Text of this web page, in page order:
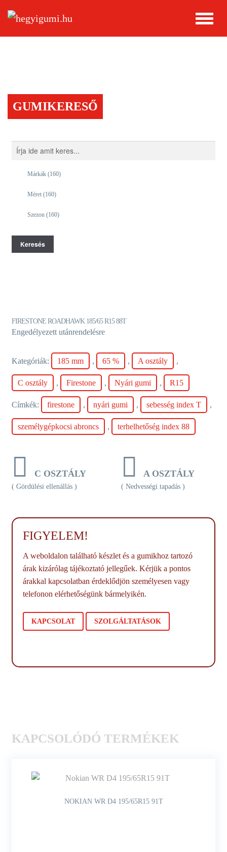
GUMIKERESŐ
FIRESTONE ROADHAWK 185/65 R15 88T
Engedélyezett utánrendelésre
Kategóriák: 185 mm , 65 % , A osztály ,
C osztály , Firestone , Nyári gumi , R15
Címkék: firestone , nyári gumi , sebesség index T ,
személygépkocsi abroncs , terhelhetőség index 88
C OSZTÁLY
( Gördülési ellenállás )
A OSZTÁLY
( Nedvességi tapadás )
FIGYELEM!
A weboldalon található készlet és a gumikhoz tartozó
árak kizárólag tájékoztató jellegűek. Kérjük a pontos
árakkal kapcsolatban érdeklődjön személyesen vagy
telefonon elérhetőségünk bármelyikén.
KAPCSOLAT SZOLGÁLTATÁSOK
KAPCSOLÓDÓ TERMÉKEK
NOKIAN WR D4 195/65R15 91T
Márkák (160)
Méret (160)
Szezon (160)
Keresés